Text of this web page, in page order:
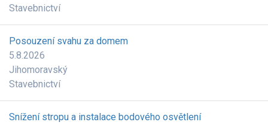
Stavebnictví
Posouzení svahu za domem
5.8.2026
Jihomoravský
Stavebnictví
Snížení stropu a instalace bodového osvětlení